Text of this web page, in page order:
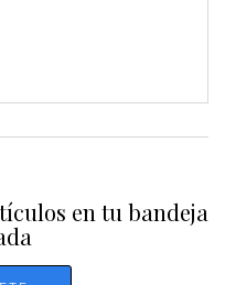
en tu bandeja